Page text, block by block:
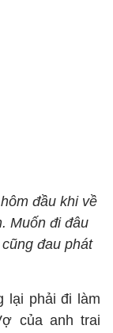
đầu khi về
Muốn đi đâu
đau phát
lại phải đi làm
của anh trai